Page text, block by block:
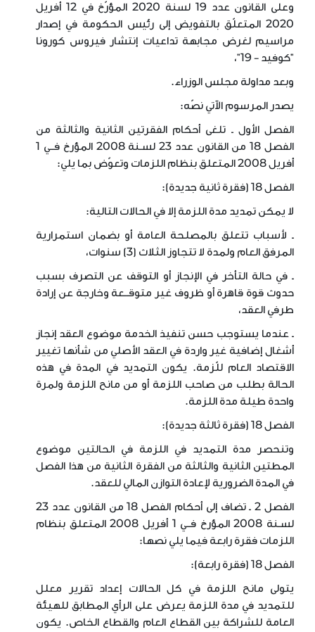
وعلى القانون عدد 19 لسنة 2020 المؤرّخ في 12 أفريل
2020 المتعلّق بالتفويض إلى رئيس الحكومة في إصدار
مراسيم لغرض مجابهة تداعيات إنتشار فيروس كورونا
"كوفيد - 19"،
وبعد مداولة مجلس الوزراء.
يصدر المرسوم الآتي نصّه:
الفصل الأول ـ تلغى أحكام الفقرتين الثانية والثالثة من
الفصل 18 من القانون عدد 23 لسـنة 2008 المؤرخ فــي 1
أفريل 2008 المتعلق بنظام اللزمات وتعوّض بما يلي:
الفصل 18 (فقرة ثانية جديدة):
لا يمكن تمديد مدة اللزمة إلا في الحالات التالية:
ـ لأسباب تتعلق بالمصلحة العامة أو بضمان استمرارية
المرفق العام ولمدة لا تتجاوز الثلاث (3) سنوات،
ـ في حالة التأخر في الإنجاز أو التوقف عن التصرف بسبب
حدوث قوة قاهرة أو ظروف غير متوقــعة وخارجة عن إرادة
طرفي العقد،
ـ عندما يستوجب حسن تنفيذ الخدمة موضوع العقد إنجاز
أشغال إضافية غير واردة في العقد الأصلي من شأنها تغيير
الاقتصاد العام للّزمة. يكون التمديد في المدة في هذه
الحالة بطلب من صاحب اللزمة أو من مانح اللزمة ولمرة
واحدة طيلة مدة اللزمة.
الفصل 18 (فقرة ثالثة جديدة):
وتنحصر مدة التمديد في اللزمة في الحالتين موضوع
المطتين الثانية والثالثة من الفقرة الثانية من هذا الفصل
في المدة الضرورية لإعادة التوازن المالي للعقد.
الفصل 2 ـ تضاف إلى أحكام الفصل 18 من القانون عدد 23
لسـنة 2008 المؤرخ فــي 1 أفريل 2008 المتعلق بنظام
اللزمات فقرة رابعة فيما يلي نصها:
الفصل 18 (فقرة رابعة):
يتولى مانح اللزمة في كل الحالات إعداد تقرير معلل
للتمديد في مدة اللزمة يعرض على الرأي المطابق للهيئة
العامة للشراكة بين القطاع العام والقطاع الخاص. يكون